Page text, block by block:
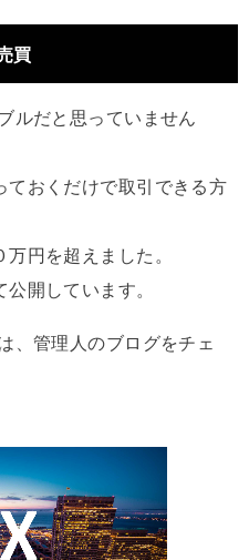
買
ルだと思っていません
ておくだけで取引できる方
円を超えました。
開しています。
、管理人のブログをチェ